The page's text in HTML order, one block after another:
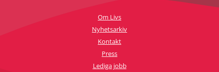
Om Livs
Nyhetsarkiv
Kontakt
Press
Lediga jobb